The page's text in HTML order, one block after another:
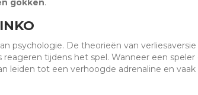
gokken.
psychologie. De theorieën van verliesaversie
tijdens het spel. Wanneer een speler
leiden tot een verhoogde adrenaline en vaak